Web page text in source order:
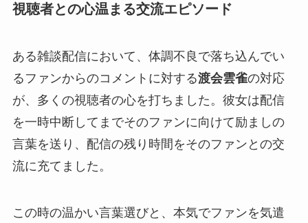
視聴者との心温まる交流エピソード
ある雑談配信において、体調不良で落ち込んでい
るファンからのコメントに対する渡会雲雀の対応
が、多くの視聴者の心を打ちました。彼女は配信
を一時中断してまでそのファンに向けて励ましの
言葉を送り、配信の残り時間をそのファンとの交
流に充てました。
この時の温かい言葉選びと、本気でファンを気遣